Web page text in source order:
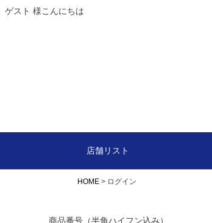
ゲスト 様こんにちは
店舗リスト
HOME ログイン
商品番号（半角ハイフン込み）